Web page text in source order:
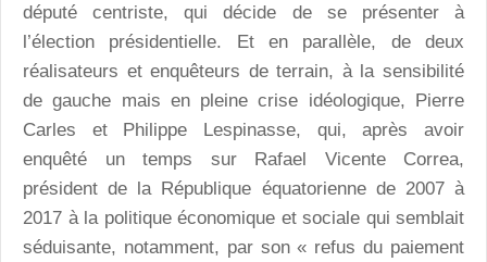
député centriste, qui décide de se présenter à
l’élection présidentielle. Et en parallèle, de deux
réalisateurs et enquêteurs de terrain, à la sensibilité
de gauche mais en pleine crise idéologique, Pierre
Carles et Philippe Lespinasse, qui, après avoir
enquêté un temps sur Rafael Vicente Correa,
président de la République équatorienne de 2007 à
2017 à la politique économique et sociale qui semblait
séduisante, notamment, par son « refus du paiement